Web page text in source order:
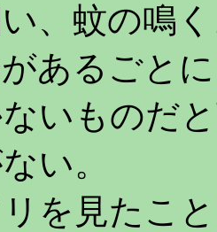
、蚊の鳴
あるごと
いものだ
い。
を見たこ